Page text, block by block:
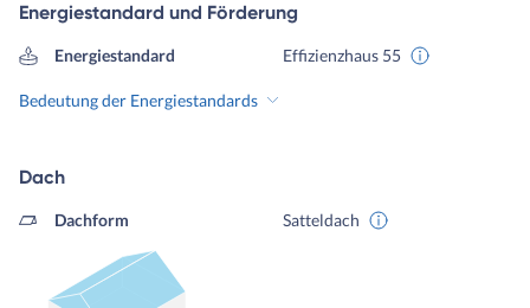
Energiestandard und Förderung
Energiestandard Effizienzhaus 55
Bedeutung der Energiestandards
Dach
Dachform Satteldach